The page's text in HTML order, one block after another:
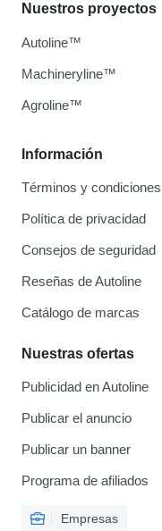
Información
Términos y condiciones
Política de privacidad
Consejos de seguridad
Reseñas de Autoline
Catálogo de marcas
Nuestras ofertas
Publicidad en Autoline
Publicar el anuncio
Publicar un banner
Programa de afiliados
Empresas
Nuestros proyectos
Autoline™
Machineryline™
Agroline™